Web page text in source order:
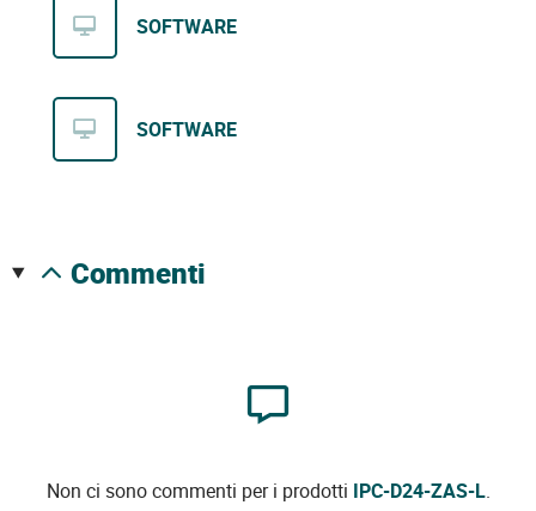
SOFTWARE
SOFTWARE
commenti
Non ci sono commenti per i prodotti IPC-D24-ZAS-L.